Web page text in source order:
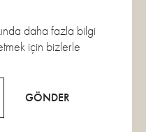
daha fazla bilgi
için bizlerle
GÖNDER